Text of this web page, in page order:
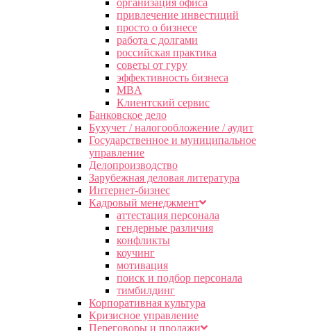
организация офиса
привлечение инвестиций
просто о бизнесе
работа с долгами
российская практика
советы от гуру
эффективность бизнеса
MBA
Клиентский сервис
Банковское дело
Бухучет / налогообложение / аудит
Государственное и муниципальное
управление
Делопроизводство
Зарубежная деловая литература
Интернет-бизнес
Кадровый менеджмент
аттестация персонала
гендерные различия
конфликты
коучинг
мотивация
поиск и подбор персонала
тимбилдинг
Корпоративная культура
Кризисное управление
Переговоры и продажи